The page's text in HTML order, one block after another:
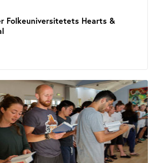
Folkeuniversitetets Hearts &